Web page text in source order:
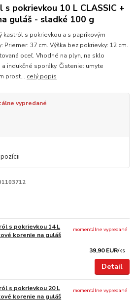
pokrievkou 10 L CLASSIC +
guláš - sladké 100 g
kastról s pokrievkou a s paprikovým
37 cm. Výška bez pokrievky: 12 cm.
oceľ. Vhodné na plyn, na sklo
indukčné sporáky. Čistenie: umyte
prost... celý popis
vypredané
s pokrievkou 14 L
korenie na guláš
39,90 EUR/ks
momentálne vypredané
Detail
s pokrievkou 20 L
korenie na guláš
momentálne vypredané